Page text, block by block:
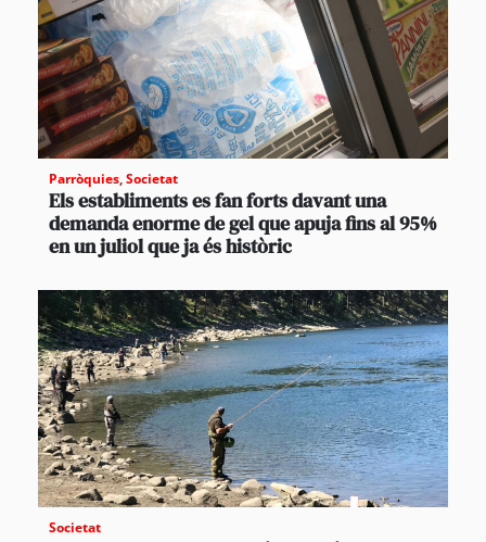
Parròquies,Societat
Els establiments es fan forts davant una
demanda enorme de gel que apuja fins al 95%
en un juliol que ja és històric
Societat